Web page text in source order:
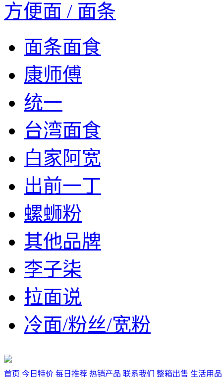
方便面 / 面条
面条面食
康师傅
统一
台湾面食
白家阿宽
出前一丁
螺蛳粉
其他品牌
李子柒
拉面说
冷面/粉丝/宽粉
首页 今日特价 每日推荐 热销产品 联系我们 整箱出售 生活用品